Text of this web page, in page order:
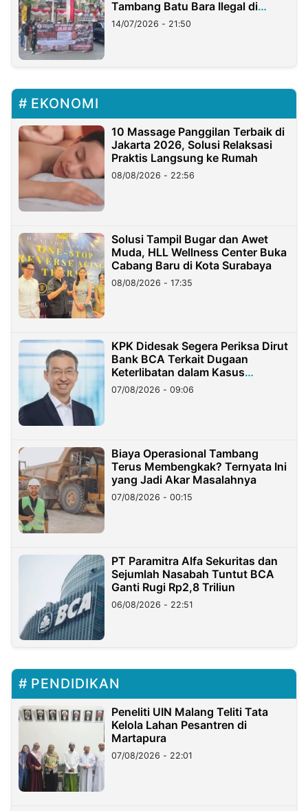
Tambang Batu Bara Ilegal di
Lampung
14/07/2026 - 21:50
EKONOMI
10 Massage Panggilan Terbaik di
Jakarta 2026, Solusi Relaksasi
Praktis Langsung ke Rumah
08/08/2026 - 22:56
Solusi Tampil Bugar dan Awet
Muda, HLL Wellness Center Buka
Cabang Baru di Kota Surabaya
08/08/2026 - 17:35
KPK Didesak Segera Periksa Dirut
Bank BCA Terkait Dugaan
Keterlibatan dalam Kasus
Hilangnya Dana Nasabah Rp2,58
Miliar
07/08/2026 - 09:06
Biaya Operasional Tambang
Terus Membengkak? Ternyata Ini
yang Jadi Akar Masalahnya
07/08/2026 - 00:15
PT Paramitra Alfa Sekuritas dan
Sejumlah Nasabah Tuntut BCA
Ganti Rugi Rp2,8 Triliun
06/08/2026 - 22:51
PENDIDIKAN
Peneliti UIN Malang Teliti Tata
Kelola Lahan Pesantren di
Martapura
07/08/2026 - 22:01